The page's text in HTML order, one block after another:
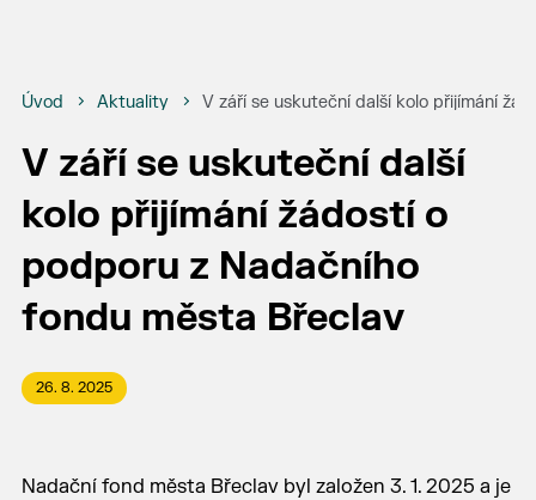
Úvod Aktuality V září se uskuteční další kolo přijímání
V září se uskuteční další
kolo přijímání žádostí o
podporu z Nadačního
fondu města Břeclav
26. 8. 2025
Nadační fond města Břeclav byl založen 3. 1. 2025 a je